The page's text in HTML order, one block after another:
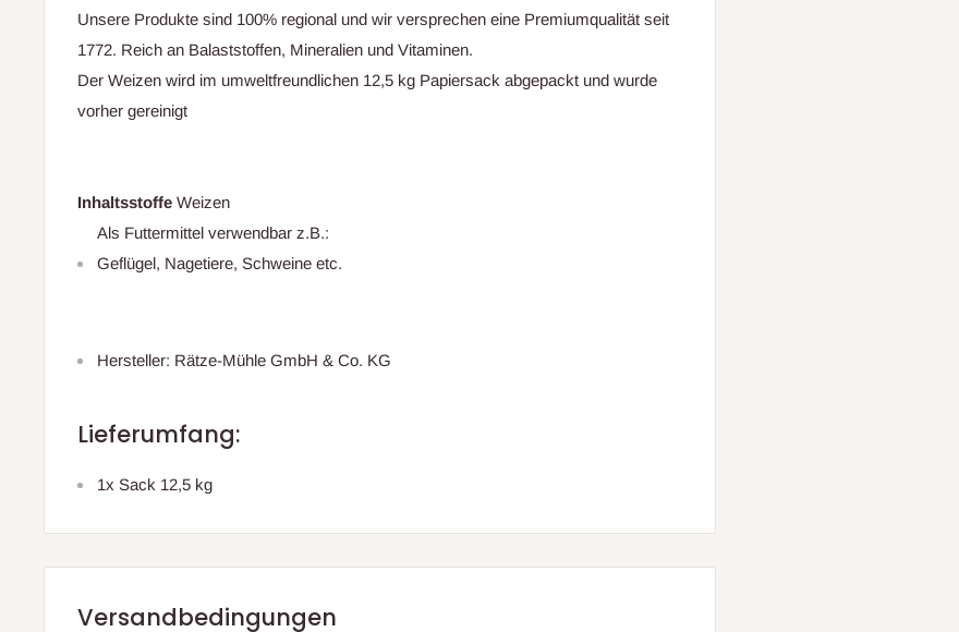
Unsere Produkte sind 100% regional und wir versprechen eine Premiumqualität seit
1772. Reich an Balaststoffen, Mineralien und Vitaminen.
Der Weizen wird im umweltfreundlichen 12,5 kg Papiersack abgepackt und wurde
vorher gereinigt
Inhaltsstoffe Weizen
Als Futtermittel verwendbar z.B.:
Geflügel, Nagetiere, Schweine etc.
Hersteller: Rätze-Mühle GmbH & Co. KG
Lieferumfang:
1x Sack 12,5 kg
Versandbedingungen